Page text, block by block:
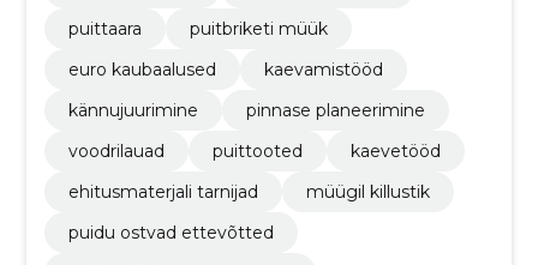
puittaara
puitbriketi müük
euro kaubaalused
kaevamistööd
kännujuurimine
pinnase planeerimine
voodrilauad
puittooted
kaevetööd
ehitusmaterjali tarnijad
müügil killustik
puidu ostvad ettevõtted